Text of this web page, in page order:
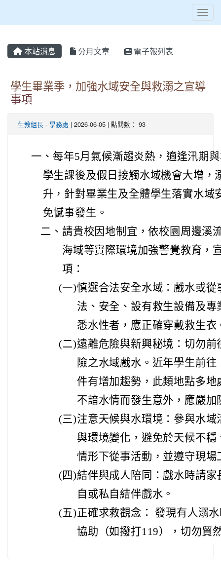
本站消息 分月文章 電子報列表
學生畢業季，加強水域安全與救溺之宣導
事項
生教組長 - 學務處 | 2026-06-05 | 點閱數： 93
一、每年5月氣候漸趨炎熱，適逢汛期
學生課後及假日接觸水域機會大增，
升，針對畢業生及全體學生落實水域
免憾事發生。
二、 請貴校因地制宜，依校園周邊溪
海域等實際環境加強警覺教育，
項：
(一)慎選合法安全水域：戲水或
法、安全、設有救生設備及
悉水性者，應正確穿戴救生衣
(二)遠離危險與新興秘境：切勿
險之水域戲水。近年學生前
件有增加趨勢，此類地點多
不諳水情而發生意外，應嚴加
(三)注意天候與水環境：參與水
與環境變化，避免於天候不
情形下從事活動，並遵守現場
(四)結伴與成人陪同：戲水時請
自或私自結伴戲水。
(五)正確求救觀念： 發現有人溺
協助（如撥打119），切勿貿